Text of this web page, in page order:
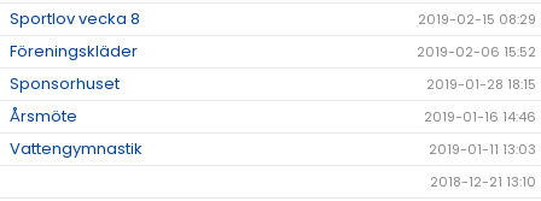
Sportlov vecka 8 2019-02-15 08:29
Föreningskläder 2019-02-06 15:52
Sponsorhuset 2019-01-28 18:15
Årsmöte 2019-01-16 14:46
Vattengymnastik
2019-01-11 13:03
2018-12-21 13:10